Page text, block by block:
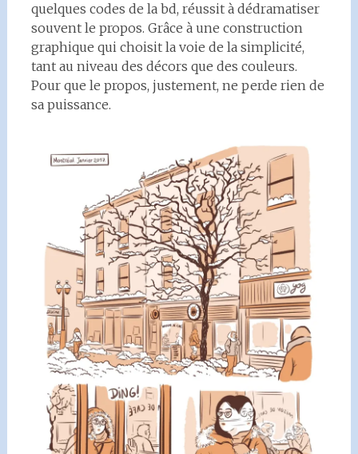
quelques codes de la bd, réussit à dédramatiser
souvent le propos. Grâce à une construction
graphique qui choisit la voie de la simplicité,
tant au niveau des décors que des couleurs.
Pour que le propos, justement, ne perde rien de
sa puissance.